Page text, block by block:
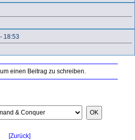
OK
[Zurück]
18:53
einen Beitrag zu schreiben.